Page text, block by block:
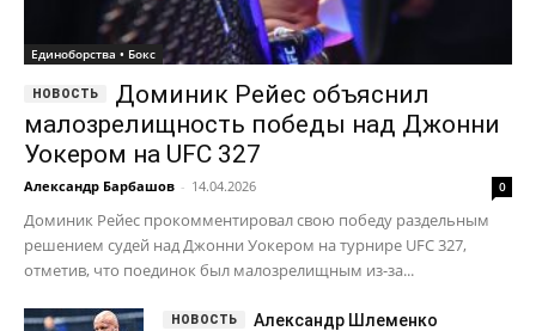
Единоборства • Бокс
Доминик Рейес объяснил
малозрелищность победы над Джонни
Уокером на UFC 327
Александр Барбашов - 14.04.2026 0
Доминик Рейес прокомментировал свою победу раздельным
решением судей над Джонни Уокером на турнире UFC 327,
отметив, что поединок был малозрелищным из-за...
Александр Шлеменко